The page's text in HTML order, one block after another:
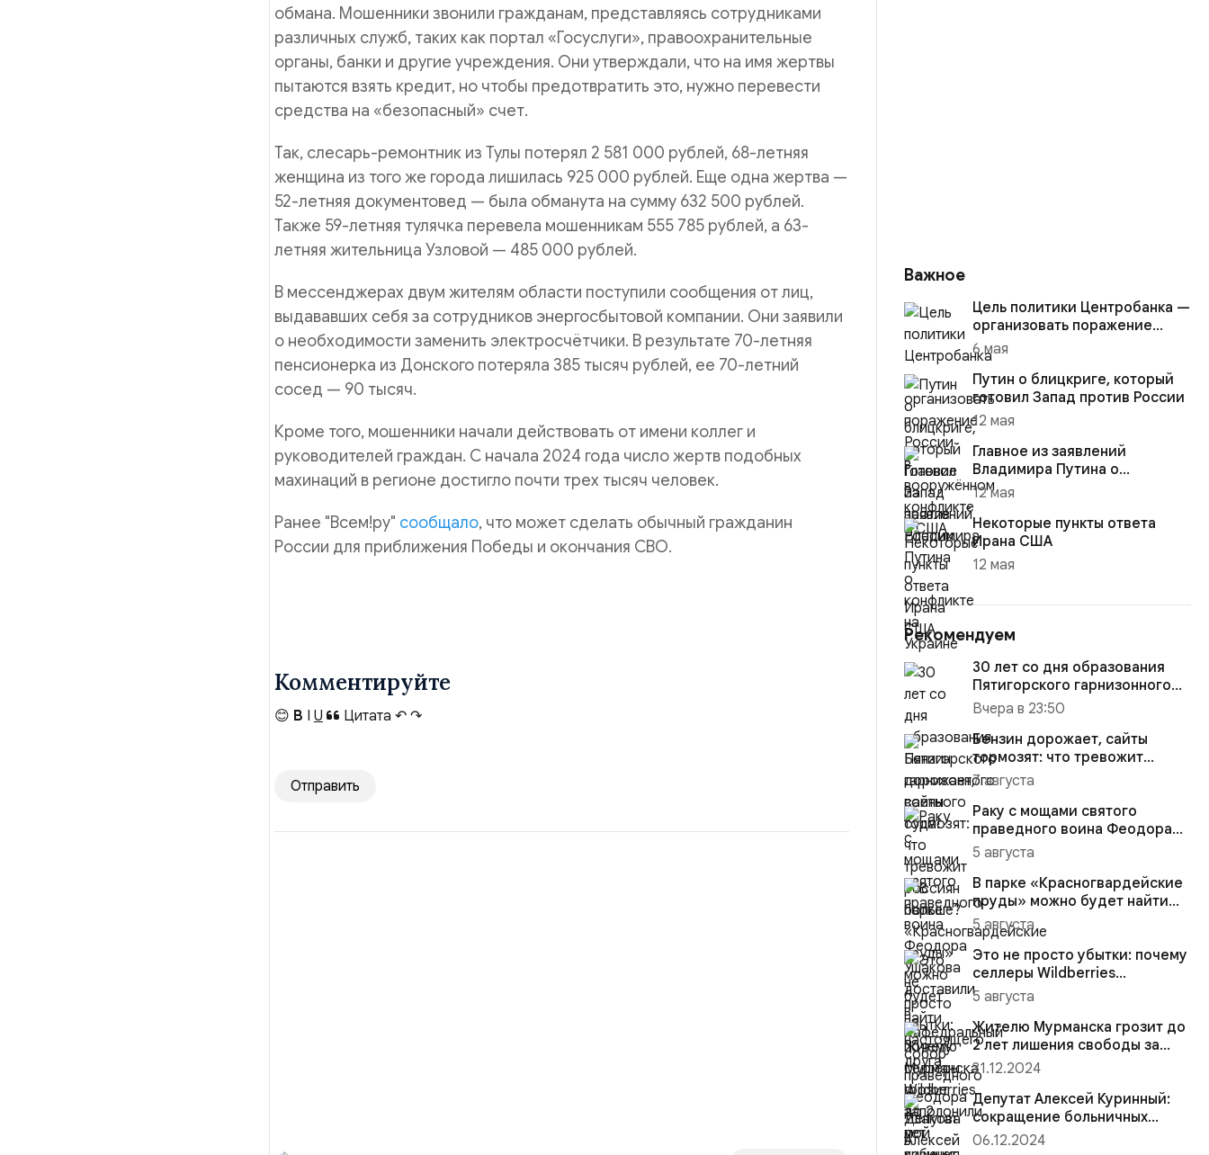
обмана. Мошенники звонили гражданам, представляясь сотрудниками
различных служб, таких как портал «Госуслуги», правоохранительные
органы, банки и другие учреждения. Они утверждали, что на имя жертвы
пытаются взять кредит, но чтобы предотвратить это, нужно перевести
средства на «безопасный» счет.
Так, слесарь-ремонтник из Тулы потерял 2 581 000 рублей, 68-летняя
женщина из того же города лишилась 925 000 рублей. Еще одна жертва —
52-летняя документовед — была обманута на сумму 632 500 рублей.
Также 59-летняя тулячка перевела мошенникам 555 785 рублей, а 63-
летняя жительница Узловой — 485 000 рублей.
В мессенджерах двум жителям области поступили сообщения от лиц,
выдававших себя за сотрудников энергосбытовой компании. Они заявили
о необходимости заменить электросчётчики. В результате 70-летняя
пенсионерка из Донского потеряла 385 тысяч рублей, ее 70-летний
сосед — 90 тысяч.
Кроме того, мошенники начали действовать от имени коллег и
руководителей граждан. С начала 2024 года число жертв подобных
махинаций в регионе достигло почти трех тысяч человек.
Ранее "Всем!ру" сообщало, что может сделать обычный гражданин
России для приближения Победы и окончания СВО.
Комментируйте
😊 B I U Цитата ↶ ↷
Отправить
Важное
Цель политики Центробанка —
организовать поражение
России в вооружённом
конфликте с США
6 мая
Путин о блицкриге, который
готовил Запад против России
12 мая
Главное из заявлений
Владимира Путина о
конфликте на Украине
12 мая
Некоторые пункты ответа
Ирана США
12 мая
Рекомендуем
30 лет со дня образования
Пятигорского гарнизонного
военного суда!
Вчера в 23:50
Бензин дорожает, сайты
тормозят: что тревожит
россиян больше?
7 августа
Раку с мощами святого
праведного воина Феодора
Ушакова доставили в
Кафедраль...
5 августа
В парке «Красногвардейские
пруды» можно будет найти
настоящего друга
5 августа
Это не просто убытки: почему
селлеры Wildberries
заполонили мой кабинет и
5 августа
Жителю Мурманска грозит до
2 лет лишения свободы за
хищение смартфона у знак...
31.12.2024
Депутат Алексей Куринный:
сокращение больничных
будет мерой против
06.12.2024